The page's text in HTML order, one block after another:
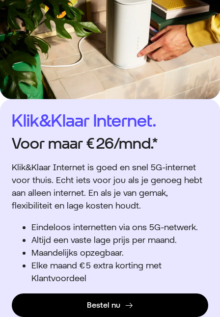
Klik&Klaar Internet.
Voor maar€ 26/mnd.*
Klik&Klaar Internet is goed en snel 5G-internet
voor thuis. Echt iets voor jou als je genoeg hebt
aan alleen internet. En als je van gemak,
flexibiliteit en lage kosten houdt.
Eindeloos internetten via ons 5G-netwerk.
Altijd een vaste lage prijs per maand.
Maandelijks opzegbaar.
Elke maand € 5 extra korting met
Klantvoordeel
Bestel nu